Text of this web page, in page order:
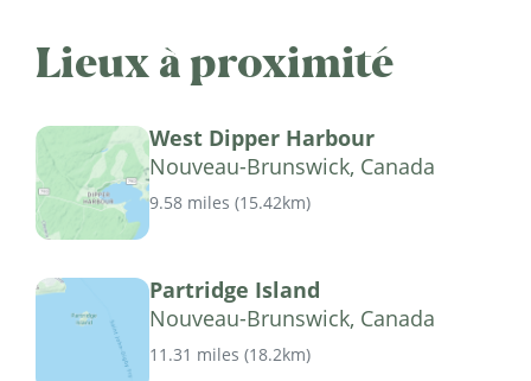
Lieux à proximité
West Dipper Harbour
Nouveau-Brunswick, Canada
9.58 miles (15.42km)
Partridge Island
Nouveau-Brunswick, Canada
11.31 miles (18.2km)